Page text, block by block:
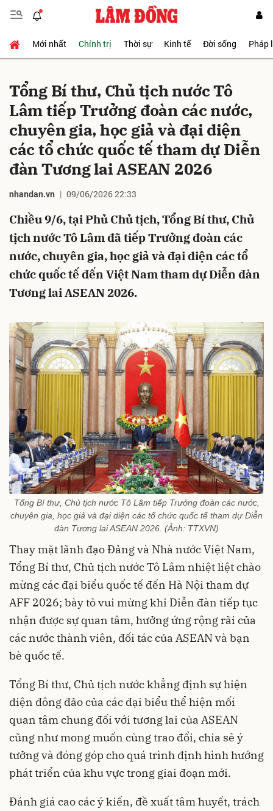
Mới nhất Chính trị Thời sự Kinh tế Đời sống Pháp
Tổng Bí thư, Chủ tịch nước Tô
Lâm tiếp Trưởng đoàn các nước,
chuyên gia, học giả và đại diện
các tổ chức quốc tế tham dự Diễn
đàn Tương lai ASEAN 2026
nhandan.vn 09/06/2026 22:33
Chiều 9/6, tại Phủ Chủ tịch, Tổng Bí thư, Chủ
tịch nước Tô Lâm đã tiếp Trưởng đoàn các
nước, chuyên gia, học giả và đại diện các tổ
chức quốc tế đến Việt Nam tham dự Diễn đàn
Tương lai ASEAN 2026.
Tổng Bí thư, Chủ tịch nước Tô Lâm tiếp Trưởng đoàn các nước,
chuyên gia, học giả và đại diện các tổ chức quốc tế tham dự Diễn
đàn Tương lai ASEAN 2026. (Ảnh: TTXVN)
Thay mặt lãnh đạo Đảng và Nhà nước Việt Nam,
Tổng Bí thư, Chủ tịch nước Tô Lâm nhiệt liệt chào
mừng các đại biểu quốc tế đến Hà Nội tham dự
AFF 2026; bày tỏ vui mừng khi Diễn đàn tiếp tục
nhận được sự quan tâm, hưởng ứng rộng rãi của
các nước thành viên, đối tác của ASEAN và bạn
bè quốc tế.
Tổng Bí thư, Chủ tịch nước khẳng định sự hiện
diện đông đảo của các đại biểu thể hiện mối
quan tâm chung đối với tương lai của ASEAN
cũng như mong muốn cùng trao đổi, chia sẻ ý
tưởng và đóng góp cho quá trình định hình hướng
phát triển của khu vực trong giai đoạn mới.
Đánh giá cao các ý kiến, đề xuất tâm huyết, trách
Gửi bình luận